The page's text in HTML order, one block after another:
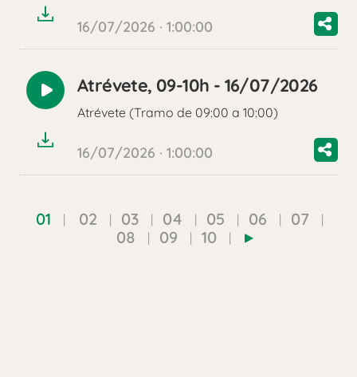
16/07/2026 · 1:00:00
Reproducir
audio
Atrévete, 09-10h - 16/07/2026
Atrévete (Tramo de 09:00 a 10:00)
16/07/2026 · 1:00:00
01 02 03 04 05 06
07
08
09 10